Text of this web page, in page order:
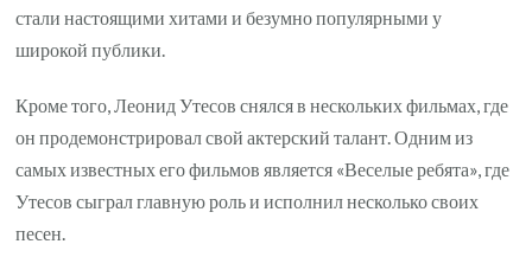
стали настоящими хитами и безумно популярными у
широкой публики.
Кроме того, Леонид Утесов снялся в нескольких фильмах, где
он продемонстрировал свой актерский талант. Одним из
самых известных его фильмов является «Веселые ребята», где
Утесов сыграл главную роль и исполнил несколько своих
песен.